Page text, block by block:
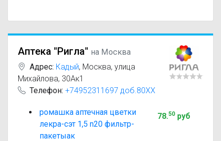
Аптека "Ригла" на Москва
Адрес: Кадый, Москва, улица
Михайлова, 30Ак1
Телефон: +74952311697 доб.80XX
ромашка аптечная цветки
лекра-сэт 1,5 n20 фильтр-
пакетыак
78.50руб